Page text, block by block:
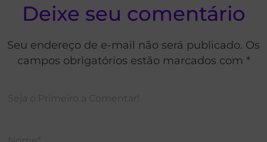
Deixe seu comentário
Seu endereço de e-mail não será publicado. Os
campos obrigatórios estão marcados com *